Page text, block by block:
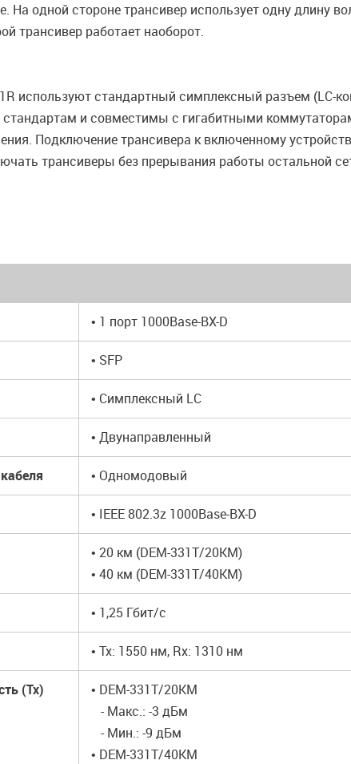
На одной стороне трансивер использует одну длину
трансивер работает наоборот.
используют стандартный симплексный разъем (LC-
и совместимы с гигабитными
Подключение трансивера к включенному
трансиверы без прерывания работы остальной
• 1 порт 1000Base-BX-D
• SFP
• Симплексный LC
• Двунаправленный
• Одномодовый
• IEEE 802.3z 1000Base-BX-D
• 20 км (DEM-331T/20KM)
• 40 км (DEM-331T/40KM)
• 1,25 Гбит/с
• Tx: 1550 нм, Rx: 1310 нм
(Tx)
• DEM-331T/20KM
- Макс.: -3 дБм
- Мин.: -9 дБм
• DEM-331T/40KM